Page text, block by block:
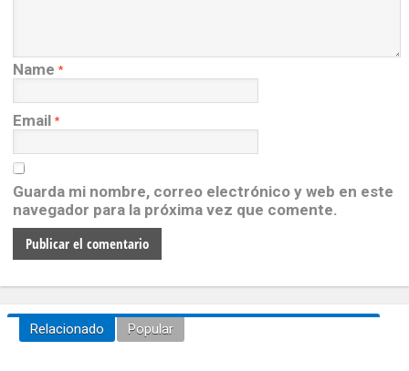
Name *
Email *
Guarda mi nombre, correo electrónico y web en este
navegador para la próxima vez que comente.
Relacionado Popular